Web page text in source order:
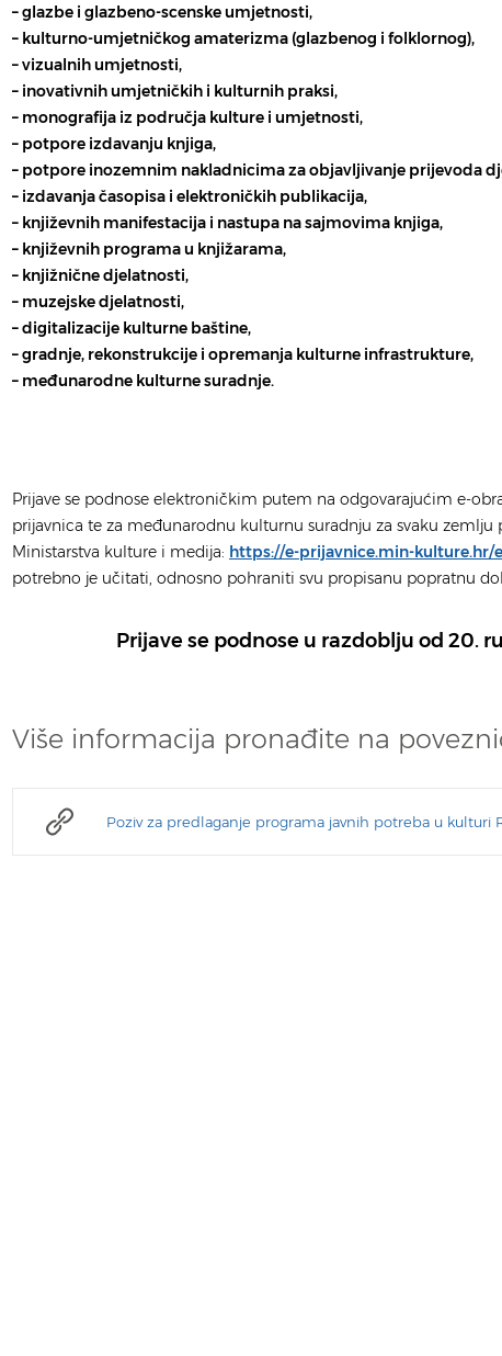
– glazbe i glazbeno-scenske umjetnosti,
– kulturno-umjetničkog amaterizma (glazbenog i folklornog),
– vizualnih umjetnosti,
– inovativnih umjetničkih i kulturnih praksi,
– monografija iz područja kulture i umjetnosti,
– potpore izdavanju knjiga,
– potpore inozemnim nakladnicima za objavljivanje prijevoda
– izdavanja časopisa i elektroničkih publikacija,
– književnih manifestacija i nastupa na sajmovima knjiga,
– književnih programa u knjižarama,
– knjižnične djelatnosti,
– muzejske djelatnosti,
– digitalizacije kulturne baštine,
– gradnje, rekonstrukcije i opremanja kulturne infrastrukture,
– međunarodne kulturne suradnje.
Prijave se podnose elektroničkim putem na odgovarajućim e-
prijavnica te za međunarodnu kulturnu suradnju za svaku
Ministarstva kulture i medija: https://e-prijavnice.min-kulture.hr/
potrebno je učitati, odnosno pohraniti svu propisanu popratnu
Prijave se podnose u razdoblju od 20.
Više informacija pronađite na
Poziv za predlaganje programa javnih potreba u kulturi